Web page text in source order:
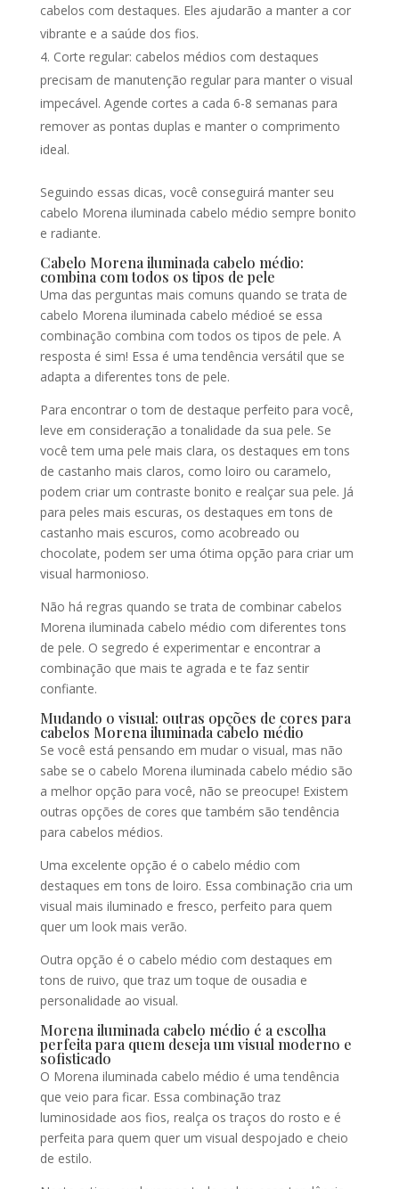
cabelos com destaques. Eles ajudarão a manter a cor
vibrante e a saúde dos fios.
Corte regular: cabelos médios com destaques
precisam de manutenção regular para manter o visual
impecável. Agende cortes a cada 6-8 semanas para
remover as pontas duplas e manter o comprimento
ideal.
Seguindo essas dicas, você conseguirá manter seu
cabelo Morena iluminada cabelo médio sempre bonito
e radiante.
Cabelo Morena iluminada cabelo médio:
combina com todos os tipos de pele
Uma das perguntas mais comuns quando se trata de
cabelo Morena iluminada cabelo médioé se essa
combinação combina com todos os tipos de pele. A
resposta é sim! Essa é uma tendência versátil que se
adapta a diferentes tons de pele.
Para encontrar o tom de destaque perfeito para você,
leve em consideração a tonalidade da sua pele. Se
você tem uma pele mais clara, os destaques em tons
de castanho mais claros, como loiro ou caramelo,
podem criar um contraste bonito e realçar sua pele. Já
para peles mais escuras, os destaques em tons de
castanho mais escuros, como acobreado ou
chocolate, podem ser uma ótima opção para criar um
visual harmonioso.
Não há regras quando se trata de combinar cabelos
Morena iluminada cabelo médio com diferentes tons
de pele. O segredo é experimentar e encontrar a
combinação que mais te agrada e te faz sentir
confiante.
Mudando o visual: outras opções de cores para
cabelos Morena iluminada cabelo médio
Se você está pensando em mudar o visual, mas não
sabe se o cabelo Morena iluminada cabelo médio são
a melhor opção para você, não se preocupe! Existem
outras opções de cores que também são tendência
para cabelos médios.
Uma excelente opção é o cabelo médio com
destaques em tons de loiro. Essa combinação cria um
visual mais iluminado e fresco, perfeito para quem
quer um look mais verão.
Outra opção é o cabelo médio com destaques em
tons de ruivo, que traz um toque de ousadia e
personalidade ao visual.
Morena iluminada cabelo médio é a escolha
perfeita para quem deseja um visual moderno e
sofisticado
O Morena iluminada cabelo médio é uma tendência
que veio para ficar. Essa combinação traz
luminosidade aos fios, realça os traços do rosto e é
perfeita para quem quer um visual despojado e cheio
de estilo.